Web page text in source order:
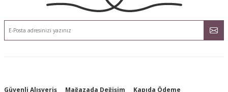
Güvenli Alışveriş Mağazada Değişim Kapıda Ödeme